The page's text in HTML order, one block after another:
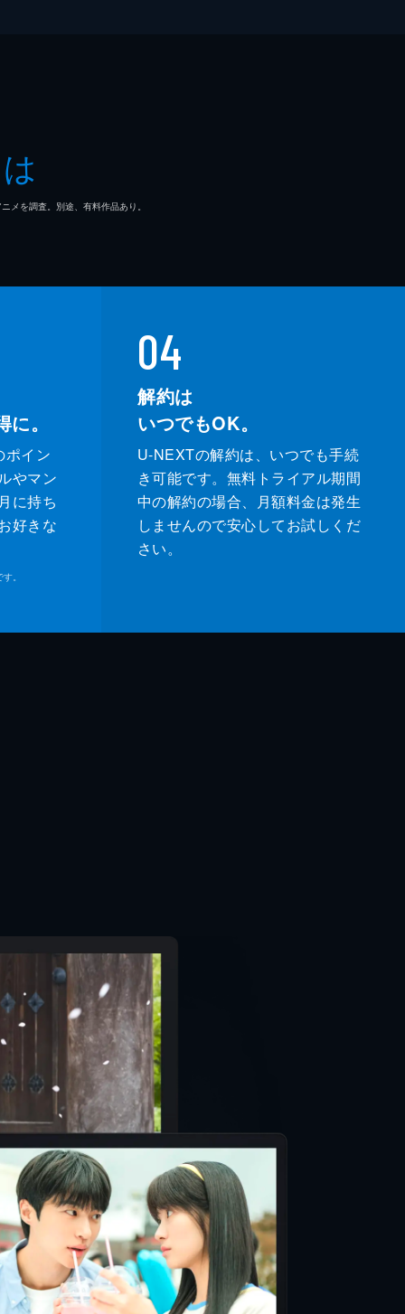
を調査。別途、有料作品あり。
。
ポイン
やマン
に持ち
好きな
。
04
解約は
いつでもOK。
U-NEXTの解約は、いつでも手続
き可能です。無料トライアル期間
中の解約の場合、月額料金は発生
しませんので安心してお試しくだ
さい。